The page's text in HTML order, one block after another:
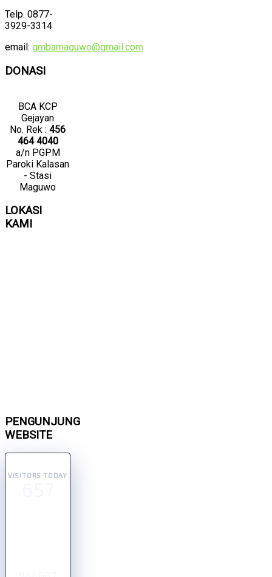
Telp. 0877-
3929-3314
email: gmbamaguwo@gmail.com
DONASI
BCA KCP
Gejayan
No. Rek : 456
464 4040
a/n PGPM
Paroki Kalasan
- Stasi
Maguwo
LOKASI
KAMI
PENGUNJUNG
WEBSITE
VISITORS TODAY